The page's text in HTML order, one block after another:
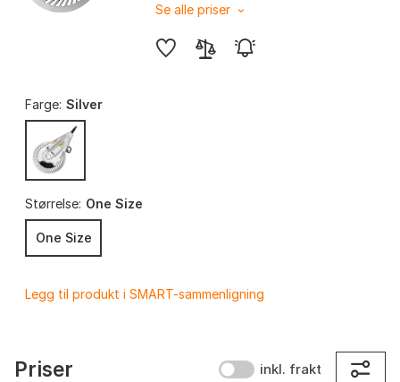
Se alle priser
Farge: Silver
Størrelse: One Size
One Size
Legg til produkt i SMART-sammenligning
Priser inkl. frakt